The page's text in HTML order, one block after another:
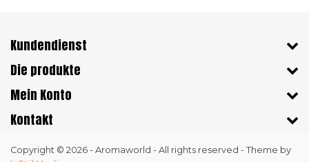
Kundendienst
Die produkte
Mein Konto
Kontakt
Copyright © 2026 - Aromaworld - All rights reserved - Theme by